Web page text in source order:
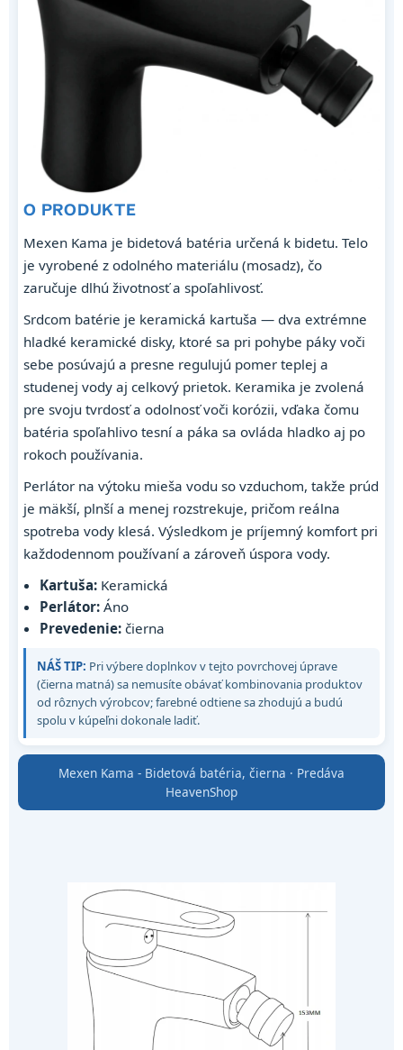
O PRODUKTE
Mexen Kama je bidetová batéria určená k bidetu. Telo
je vyrobené z odolného materiálu (mosadz), čo
zaručuje dlhú životnosť a spoľahlivosť.
Srdcom batérie je keramická kartuša — dva extrémne
hladké keramické disky, ktoré sa pri pohybe páky voči
sebe posúvajú a presne regulujú pomer teplej a
studenej vody aj celkový prietok. Keramika je zvolená
pre svoju tvrdosť a odolnosť voči korózii, vďaka čomu
batéria spoľahlivo tesní a páka sa ovláda hladko aj po
rokoch používania.
Perlátor na výtoku mieša vodu so vzduchom, takže prúd
je mäkší, plnší a menej rozstrekuje, pričom reálna
spotreba vody klesá. Výsledkom je príjemný komfort pri
každodennom používaní a zároveň úspora vody.
Kartuša: Keramická
Perlátor: Áno
Prevedenie: čierna
NÁŠ TIP: Pri výbere doplnkov v tejto povrchovej úprave
(čierna matná) sa nemusíte obávať kombinovania produktov
od rôznych výrobcov; farebné odtiene sa zhodujú a budú
spolu v kúpeľni dokonale ladiť.
Mexen Kama - Bidetová batéria, čierna · Predáva
HeavenShop